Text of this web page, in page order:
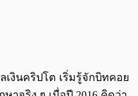
งินคริปโต เริ่มรู้จักบิทคอย